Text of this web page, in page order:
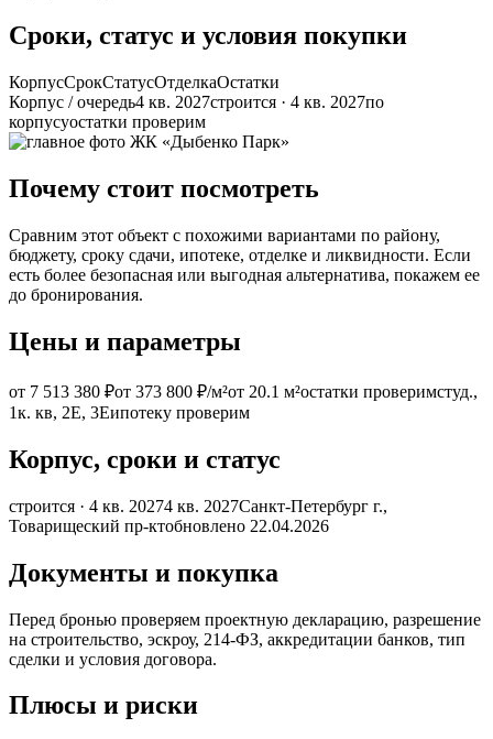
Сроки, статус и условия покупки
КорпусСрокСтатусОтделкаОстатки
Корпус / очередь4 кв. 2027строится · 4 кв. 2027по
корпусуостатки проверим
Почему стоит посмотреть
Сравним этот объект с похожими вариантами по району,
бюджету, сроку сдачи, ипотеке, отделке и ликвидности. Если
есть более безопасная или выгодная альтернатива, покажем ее
до бронирования.
Цены и параметры
от 7 513 380 ₽от 373 800 ₽/м²от 20.1 м²остатки проверимстуд.,
1к. кв, 2Е, 3Еипотеку проверим
Корпус, сроки и статус
строится · 4 кв. 20274 кв. 2027Санкт-Петербург г.,
Товарищеский пр-ктобновлено 22.04.2026
Документы и покупка
Перед бронью проверяем проектную декларацию, разрешение
на строительство, эскроу, 214-ФЗ, аккредитации банков, тип
сделки и условия договора.
Плюсы и риски